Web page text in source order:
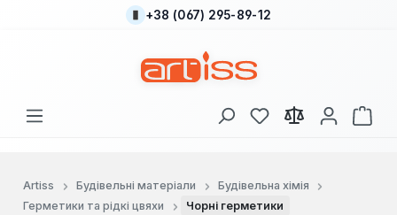
Перейти до основного вмісту
+38 (067) 295-89-12
У вас є 0 у списку
Artiss Будівельні матеріали
Будівельна хімія
Герметики та рідкі цвяхи
Чорні герметики